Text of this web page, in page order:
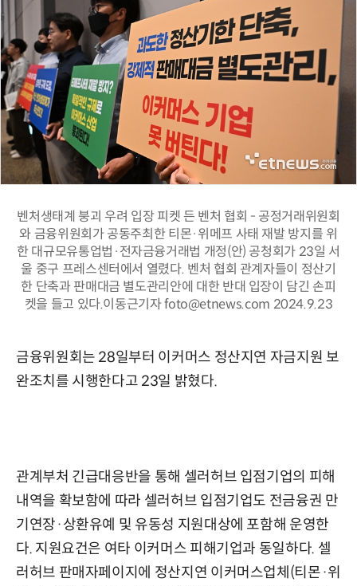
벤처생태계 붕괴 우려 입장 피켓 든 벤처 협회 - 공정거래위원회
와 금융위원회가 공동주최한 티몬·위메프 사태 재발 방지를 위
한 대규모유통업법·전자금융거래법 개정(안) 공청회가 23일 서
울 중구 프레스센터에서 열렸다. 벤처 협회 관계자들이 정산기
한 단축과 판매대금 별도관리안에 대한 반대 입장이 담긴 손피
켓을 들고 있다.이동근기자 foto@etnews.com 2024.9.23
금융위원회는 28일부터 이커머스 정산지연 자금지원 보
완조치를 시행한다고 23일 밝혔다.
관계부처 긴급대응반을 통해 셀러허브 입점기업의 피해
내역을 확보함에 따라 셀러허브 입점기업도 전금융권 만
기연장·상환유예 및 유동성 지원대상에 포함해 운영한
다. 지원요건은 여타 이커머스 피해기업과 동일하다. 셀
러허브 판매자페이지에 정산지연 이커머스업체(티몬·위